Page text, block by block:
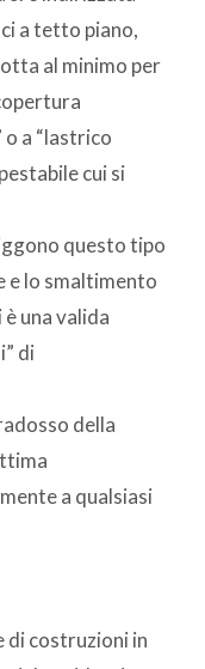
a tetto piano,
al minimo per
a “lastrico
cui si
questo tipo
e lo smaltimento
una valida
di
della
a qualsiasi
di costruzioni in